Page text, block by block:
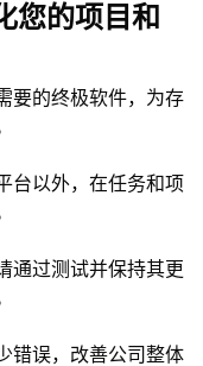
您的项目和
要的终极软件，为存
台以外，在任务和项
通过测试并保持其更
错误，改善公司整体